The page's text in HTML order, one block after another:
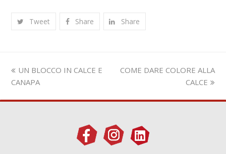
Tweet Share Share
Slide
precedente:
UN BLOCCO IN CALCE E
CANAPA
visualizza
COME DARE COLORE ALLA
CALCE